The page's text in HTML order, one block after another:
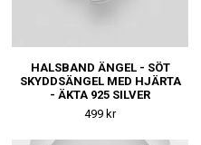
HALSBAND ÄNGEL - SÖT
SKYDDSÄNGEL MED HJÄRTA
- ÄKTA 925 SILVER
499 kr